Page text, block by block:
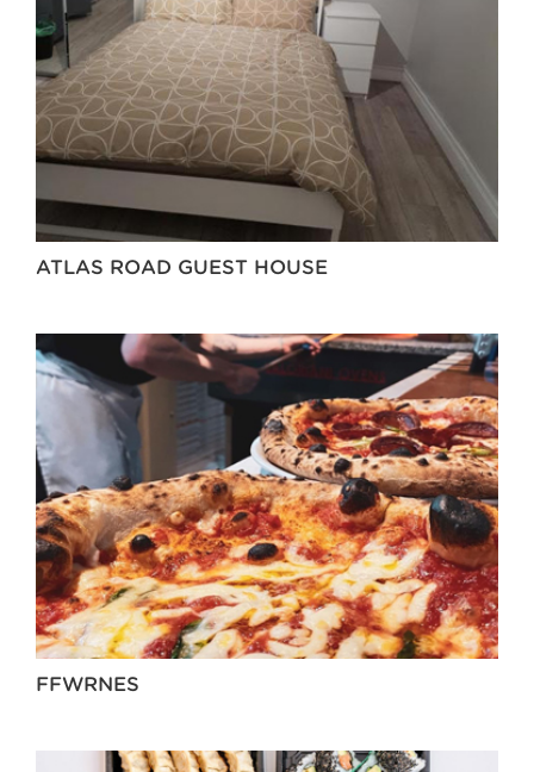
ATLAS ROAD GUEST HOUSE
FFWRNES